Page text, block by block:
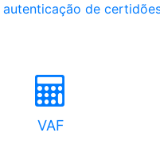
autenticação de
VAF